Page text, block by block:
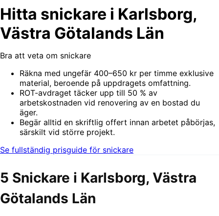
Hitta snickare i Karlsborg,
Västra Götalands Län
Bra att veta om snickare
Räkna med ungefär 400–650 kr per timme exklusive
material, beroende på uppdragets omfattning.
ROT-avdraget täcker upp till 50 % av
arbetskostnaden vid renovering av en bostad du
äger.
Begär alltid en skriftlig offert innan arbetet påbörjas,
särskilt vid större projekt.
Se fullständig prisguide för snickare
5 Snickare i Karlsborg, Västra
Götalands Län